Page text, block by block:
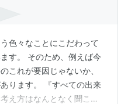
色々なことにこだわって
す。 そのため、例えば今
これが要因じゃないか、
ります。 『すべての出来
え方はなんとなく聞こえ